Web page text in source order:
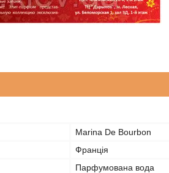
Marina De Bourbon
Франція
Парфумована вода